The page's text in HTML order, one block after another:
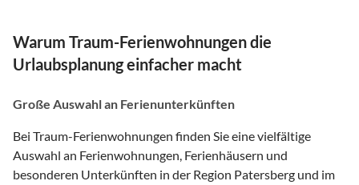
Warum Traum-Ferienwohnungen die
Urlaubsplanung einfacher macht
Große Auswahl an Ferienunterkünften
Bei Traum-Ferienwohnungen finden Sie eine vielfältige
Auswahl an Ferienwohnungen, Ferienhäusern und
besonderen Unterkünften in der Region Patersberg und im